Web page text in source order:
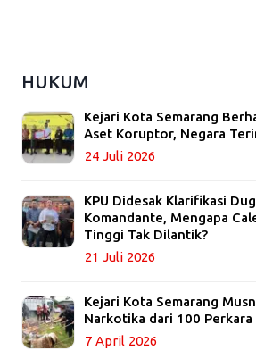
HUKUM
Kejari Kota Semarang
Aset Koruptor, Negara
24 Juli 2026
KPU Didesak Klarifikasi
Komandante, Mengapa
Tinggi Tak Dilantik?
21 Juli 2026
Kejari Kota Semarang
Narkotika dari 100 Perkara
7 April 2026